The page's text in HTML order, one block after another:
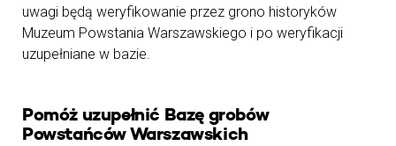
uwagi będą weryfikowanie przez grono historyków
Muzeum Powstania Warszawskiego i po weryfikacji
uzupełniane w bazie.
Pomóż uzupełnić Bazę grobów
Powstańców Warszawskich